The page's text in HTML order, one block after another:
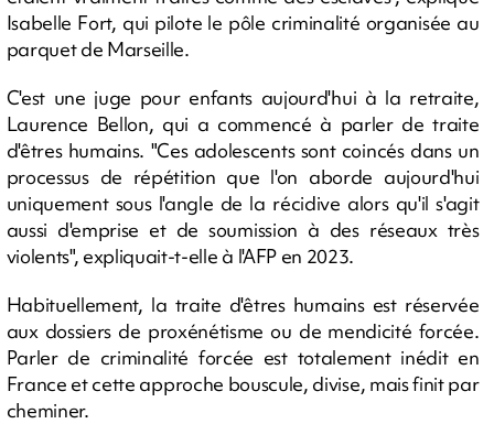
Isabelle Fort, qui pilote le pôle criminalité organisée au
parquet de Marseille.
C'est une juge pour enfants aujourd'hui à la retraite,
Laurence Bellon, qui a commencé à parler de traite
d'êtres humains. "Ces adolescents sont coincés dans un
processus de répétition que l'on aborde aujourd'hui
uniquement sous l'angle de la récidive alors qu'il s'agit
aussi d'emprise et de soumission à des réseaux très
violents", expliquait-t-elle à l'AFP en 2023.
Habituellement, la traite d'êtres humains est réservée
aux dossiers de proxénétisme ou de mendicité forcée.
Parler de criminalité forcée est totalement inédit en
France et cette approche bouscule, divise, mais finit par
cheminer.